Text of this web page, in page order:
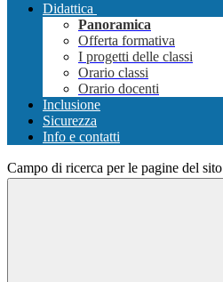
Didattica
Panoramica
Offerta formativa
I progetti delle classi
Orario classi
Orario docenti
Inclusione
Sicurezza
Info e contatti
Campo di ricerca per le pagine del sito